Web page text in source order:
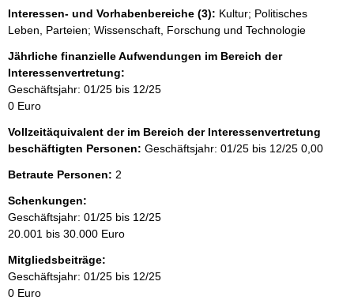
Interessen- und Vorhabenbereiche (3): Kultur; Politisches
Leben, Parteien; Wissenschaft, Forschung und Technologie
Jährliche finanzielle Aufwendungen im Bereich der
Interessenvertretung:
Geschäftsjahr: 01/25 bis 12/25
0 Euro
Vollzeitäquivalent der im Bereich der Interessenvertretung
beschäftigten Personen: Geschäftsjahr: 01/25 bis 12/25 0,00
Betraute Personen: 2
Schenkungen:
Geschäftsjahr: 01/25 bis 12/25
20.001 bis 30.000 Euro
Mitgliedsbeiträge:
Geschäftsjahr: 01/25 bis 12/25
0 Euro